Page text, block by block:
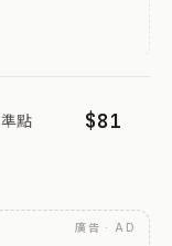
準點 $81
廣告 · AD